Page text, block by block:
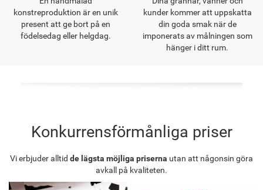
konstreproduktion är en unik
present att ge bort på en
födelsedag eller helgdag.
kunder kommer att uppskatta
din goda smak när de
imponerats av målningen som
hänger i ditt rum.
Konkurrensförmånliga priser
Vi erbjuder alltid de lägsta möjliga priserna utan att någonsin göra
avkall på kvaliteten.